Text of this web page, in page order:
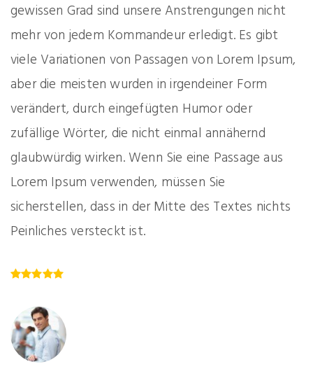
gewissen Grad sind unsere Anstrengungen nicht
mehr von jedem Kommandeur erledigt. Es gibt
viele Variationen von Passagen von Lorem Ipsum,
aber die meisten wurden in irgendeiner Form
verändert, durch eingefügten Humor oder
zufällige Wörter, die nicht einmal annähernd
glaubwürdig wirken. Wenn Sie eine Passage aus
Lorem Ipsum verwenden, müssen Sie
sicherstellen, dass in der Mitte des Textes nichts
Peinliches versteckt ist.